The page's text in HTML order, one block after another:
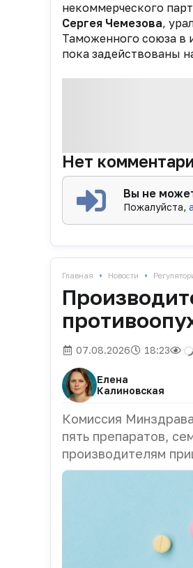
некоммерческого
Сергея Чемезова,
Таможенного союза в
пока задействованы
Нет
Вы не
Пожалуйста,
Главная • Новости •
07.08.2026 18:23
Елена
Калиновская
Комиссия
пять препаратов,
производителям